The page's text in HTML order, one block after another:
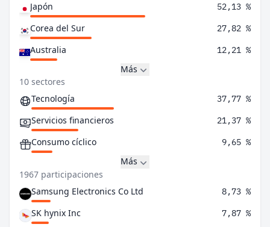
Japón
52,13 %
Corea del Sur 27,82 %
Australia 12,21 %
Más
10 sectores
Tecnología
37,77 %
Servicios financieros 21,37 %
Consumo cíclico 9,65 %
Más
1967 participaciones
Samsung Electronics Co Ltd
8,73 %
SK hynix Inc 7,87 %